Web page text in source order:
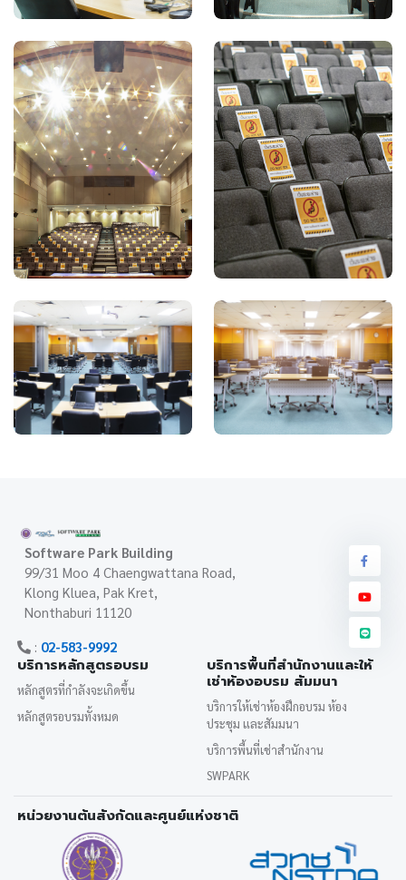
Software Park Building
99/31 Moo 4 Chaengwattana Road,
Klong Kluea, Pak Kret,
Nonthaburi 11120
: 02-583-9992
บริการหลักสูตรอบรม
หลักสูตรที่กำลังจะเกิดขึ้น
หลักสูตรอบรมทั้งหมด
บริการพื้นที่สำนักงานและให้
เช่าห้องอบรม สัมมนา
บริการให้เช่าห้องฝึกอบรม ห้อง
ประชุม และสัมมนา
บริการพื้นที่เช่าสำนักงาน
SWPARK
หน่วยงานต้นสังกัดและศูนย์แห่งชาติ